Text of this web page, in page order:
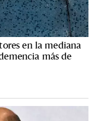
en la mediana
más de